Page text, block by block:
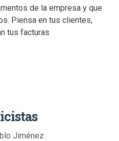
de la empresa y que
Piensa en tus clientes,
tus facturas
Jiménez